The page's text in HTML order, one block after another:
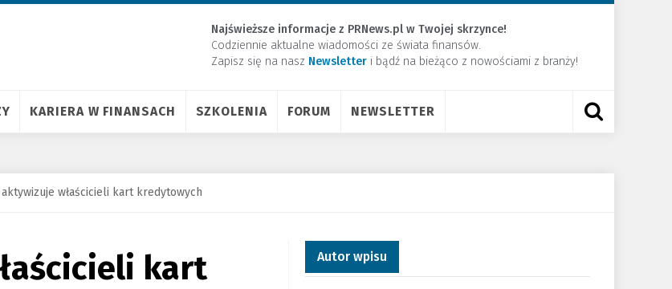
Najświeższe informacje z PRNews.pl w Twojej skrzynce!
Codziennie aktualne wiadomości ze świata finansów.
Zapisz się na nasz Newsletter ​i bądź na bieżąco z nowościami z branży!
KARIERA W FINANSACH SZKOLENIA FORUM NEWSLETTER
aktywizuje właścicieli kart kredytowych
kart
Autor wpisu